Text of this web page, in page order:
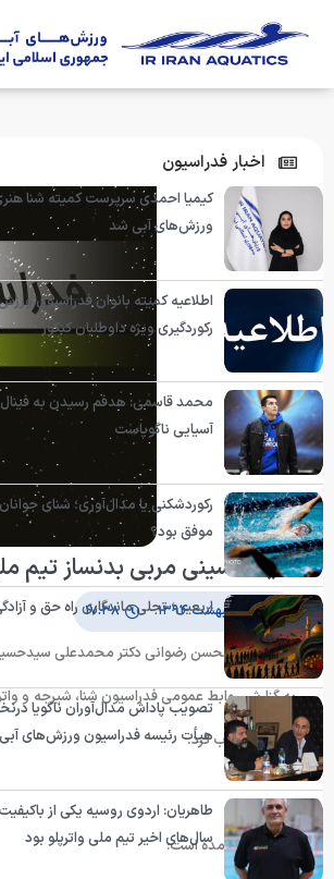
سید حسینی مربی بدنساز تیم
۱۳ اردیبهشت ۱۳۹۴ ۱۷:۳۸
با حکمی از محسن رضوانی دکتر محمدعلی
به گزارش روابط عمومی فدراسیون شنا، شیرجه و
شیرجهمنصوب کرد.
در حکم وی آمده است:
اخبار فدراسیون
کیمیا احمدی سرپرست کمیته شنا
ورزش‌های آبی شد
اطلاعیه کمیته بانوان فدراسیون
رکوردگیری ویژه داوطلبان کنکور
آسیایی ناگویاست
رکوردشکنی یا مدال‌آوری؛ شنای جوانان
موفق بود؟
اربعین؛ تجلی ماندگاری راه حق و
تصویب پاداش مدال‌آوران ناگویا
هیأت رئیسه فدراسیون ورزش‌های آبی
طاهریان: اردوی روسیه یکی از
سال‌های اخیر تیم ملی واترپلو بود